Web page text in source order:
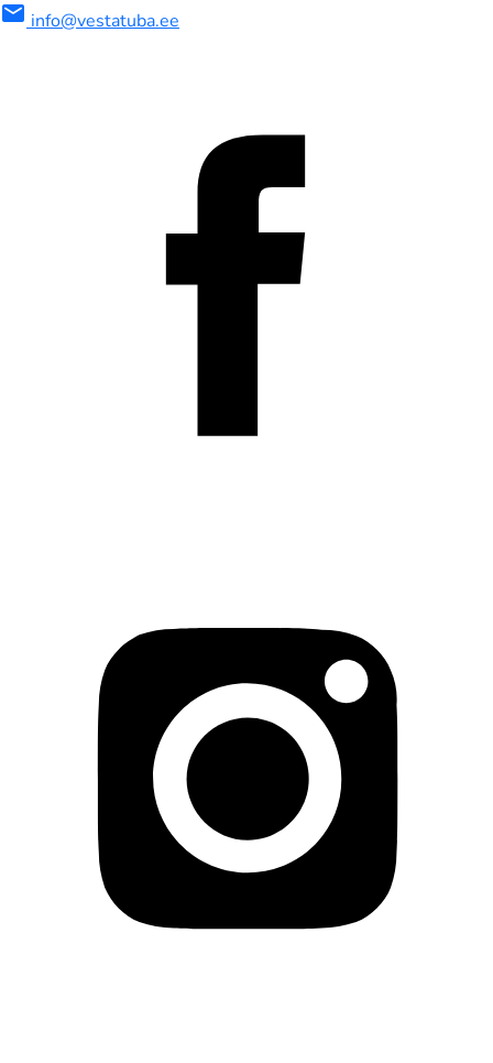
mail info@vestatuba.ee